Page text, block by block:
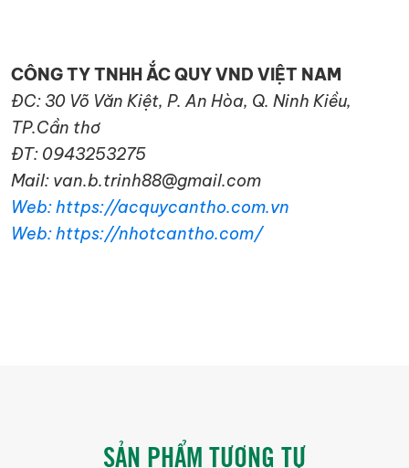
CÔNG TY TNHH ẮC QUY VND VIỆT NAM
ĐC: 30 Võ Văn Kiệt, P. An Hòa, Q. Ninh Kiều,
TP.Cần thơ
ĐT: 0943253275
Mail: van.b.trinh88@gmail.com
Web: https://acquycantho.com.vn
Web: https://nhotcantho.com/
SẢN PHẨM TƯƠNG TỰ